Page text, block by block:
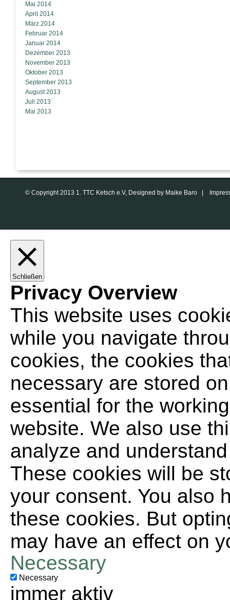
Mai 2014
April 2014
März 2014
Februar 2014
Januar 2014
Dezember 2013
November 2013
Oktober 2013
September 2013
August 2013
Juli 2013
Mai 2013
© Copyright 2013 1. TTC Ketsch e.V, Designed by Maike Baro |
Schließen
Privacy Overview
This website uses
while you navigate
cookies, the cookies
necessary are stored
essential for the
website. We also use
analyze and
These cookies will be
your consent. You also
these cookies. But
may have an effect on
Necessary
Necessary
immer aktiv